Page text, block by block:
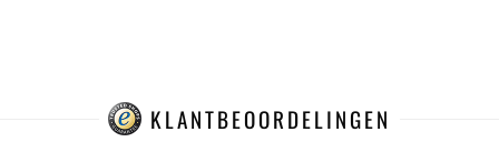
KLANTBEOORDELINGEN